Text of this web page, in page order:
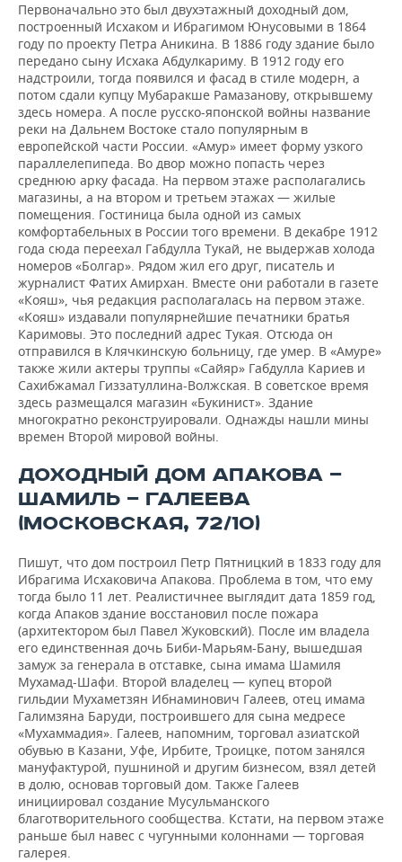
ОТКРЫТАЯ ЛЕКЦИЯ
БАСКЕТБОЛ
ВОЛЕЙБОЛ
КИБЕРСПОРТ
ФИГУРНОЕ КАТАНИЕ
ВОДНЫЕ ВИДЫ СПОРТА
ХОККЕЙ С МЯЧОМ
ИНФРАСТРУКТУРА
ИСТОРИЯ
КУЛЬТУРА
МЕДИЦИНА
ОБРАЗОВАНИЕ
ПРОИСШЕСТВИЯ
СПРАВОЧНИК
СПИСОК ПЕРСОН
СПИСОК КОМПАНИЙ
ПОЛНАЯ ВЕРСИЯ
Первоначально это был двухэтажный доходный дом,
построенный Исхаком и Ибрагимом Юнусовыми в 1864
году по проекту Петра Аникина. В 1886 году здание было
передано сыну Исхака Абдулкариму. В 1912 году его
надстроили, тогда появился и фасад в стиле модерн, а
потом сдали купцу Мубаракше Рамазанову, открывшему
здесь номера. А после русско-японской войны название
реки на Дальнем Востоке стало популярным в
европейской части России. «Амур» имеет форму узкого
параллелепипеда. Во двор можно попасть через
среднюю арку фасада. На первом этаже располагались
магазины, а на втором и третьем этажах — жилые
помещения. Гостиница была одной из самых
комфортабельных в России того времени. В декабре 1912
года сюда переехал Габдулла Тукай, не выдержав холода
номеров «Болгар». Рядом жил его друг, писатель и
журналист Фатих Амирхан. Вместе они работали в газете
«Кояш», чья редакция располагалась на первом этаже.
«Кояш» издавали популярнейшие печатники братья
Каримовы. Это последний адрес Тукая. Отсюда он
отправился в Клячкинскую больницу, где умер. В «Амуре»
также жили актеры труппы «Сайяр» Габдулла Кариев и
Сахибжамал Гиззатуллина-Волжская. В советское время
здесь размещался магазин «Букинист». Здание
многократно реконструировали. Однажды нашли мины
времен Второй мировой войны.
ДОХОДНЫЙ ДОМ АПАКОВА —
ШАМИЛЬ — ГАЛЕЕВА
(МОСКОВСКАЯ, 72/10)
Пишут, что дом построил Петр Пятницкий в 1833 году для
Ибрагима Исхаковича Апакова. Проблема в том, что ему
тогда было 11 лет. Реалистичнее выглядит дата 1859 год,
когда Апаков здание восстановил после пожара
(архитектором был Павел Жуковский). После им владела
его единственная дочь Биби-Марьям-Бану, вышедшая
замуж за генерала в отставке, сына имама Шамиля
Мухамад-Шафи. Второй владелец — купец второй
гильдии Мухаметзян Ибнаминович Галеев, отец имама
Галимзяна Баруди, построившего для сына медресе
«Мухаммадия». Галеев, напомним, торговал азиатской
обувью в Казани, Уфе, Ирбите, Троицке, потом занялся
мануфактурой, пушниной и другим бизнесом, взял детей
в долю, основав торговый дом. Также Галеев
инициировал создание Мусульманского
благотворительного сообщества. Кстати, на первом этаже
раньше был навес с чугунными колоннами — торговая
галерея.